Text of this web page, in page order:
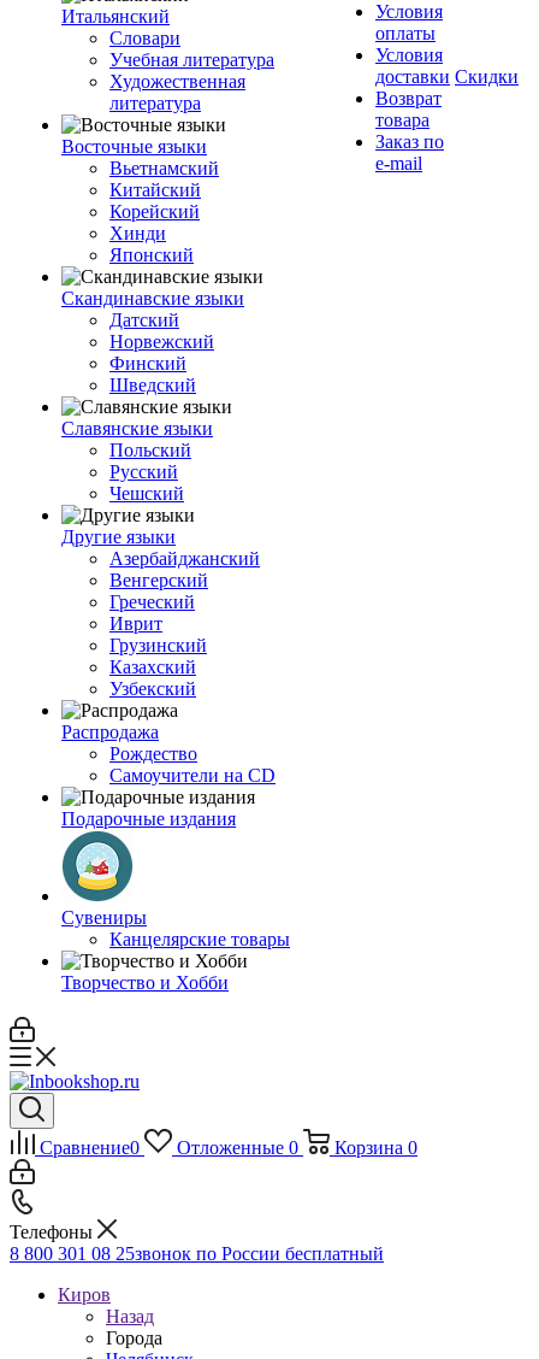
Итальянский
Словари
Учебная литература
Художественная
литература
Восточные языки
Вьетнамский
Китайский
Корейский
Хинди
Японский
Скандинавские языки
Датский
Норвежский
Финский
Шведский
Славянские языки
Польский
Русский
Чешский
Другие языки
Азербайджанский
Венгерский
Греческий
Иврит
Грузинский
Казахский
Узбекский
Распродажа
Рождество
Самоучители на CD
Подарочные издания
Сувениры
Канцелярские товары
Творчество и Хобби
Условия
оплаты
Условия
доставки
Возврат
товара
Заказ по
e-mail
Скидки
Сравнение0 Отложенные 0 Корзина 0
Телефоны
8 800 301 08 25звонок по России бесплатный
Киров
Назад
Города